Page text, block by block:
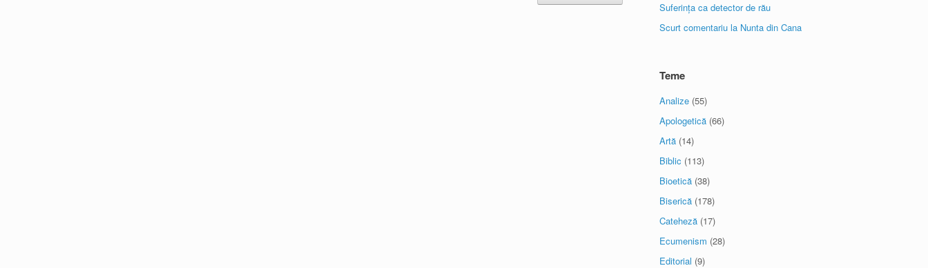
Suferința ca detector de rău
Scurt comentariu la Nunta din Cana
Teme
Analize (55)
Apologetică (66)
Artă (14)
Biblic (113)
Bioetică (38)
Biserică (178)
Cateheză (17)
Ecumenism (28)
Editorial (9)